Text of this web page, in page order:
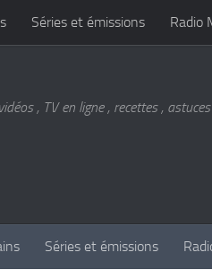
Séries et émissions Radio
, TV en ligne , recettes ,
Séries et émissions